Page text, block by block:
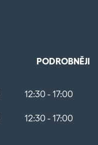
PODROBNĚJI
12:30 - 17:00
12:30 - 17:00